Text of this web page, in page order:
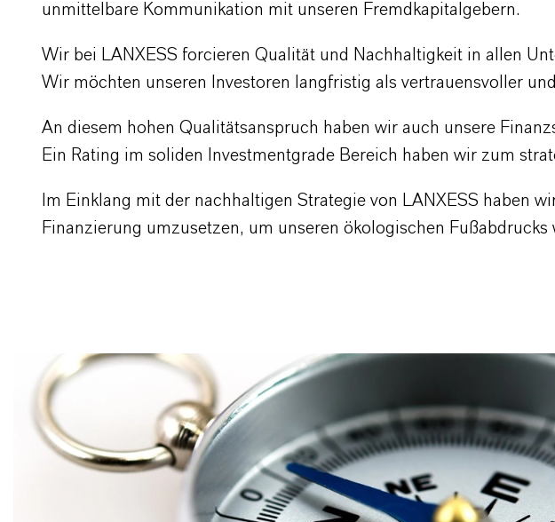
unmittelbare Kommunikation mit unseren Fremdkapitalgebern.
Wir bei LANXESS forcieren Qualität und Nachhaltigkeit in allen
Wir möchten unseren Investoren langfristig als vertrauensvoller
An diesem hohen Qualitätsanspruch haben wir auch unsere
Ein Rating im soliden Investmentgrade Bereich haben wir zum
Im Einklang mit der nachhaltigen Strategie von LANXESS haben
Finanzierung umzusetzen, um unseren ökologischen Fußabdrucks